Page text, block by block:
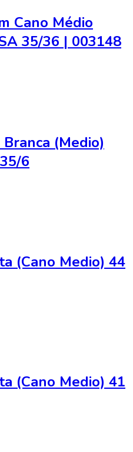
Cano Médio
35/36 | 003148
(Medio)
6
(Cano Medio) 44
(Cano Medio) 41